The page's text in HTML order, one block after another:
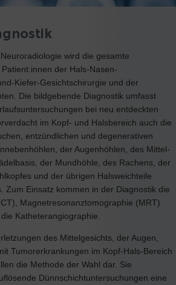
wird die gesamte
der Hals-Nasen-
Kiefer-Gesichtschirurgie und der
Die bildgebende Diagnostik umfasst
bei neu entdeckten
im Kopf- und Halsbereich auch die
entzündlichen und degenerativen
der Augenhöhlen, des Mittel-
der Mundhöhle, des Rachens, der
und der übrigen Halsweichteile
Zum Einsatz kommen in der Diagnostik die
Magnetresonanztomographie (MRT)
Katheterangiographie.
des Mittelgesichts, der Augen,
Tumorerkrankungen im Kopf-Hals-Bereich
die Methode der Wahl dar. Sie
Dünnschichtuntersuchungen eine